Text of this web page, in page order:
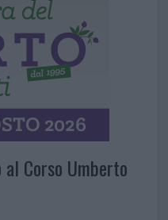
al Corso Umberto